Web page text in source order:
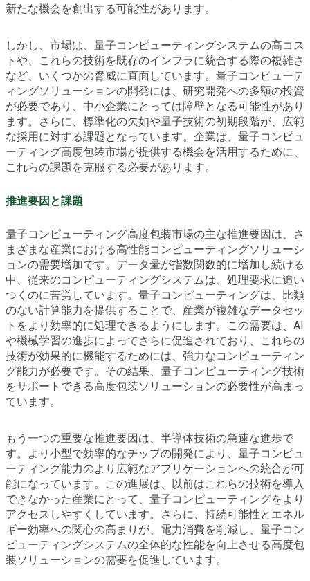
新たな機会を創出する可能性があります。
しかし、市場は、量子コンピューティングシステムの高コス
トや、これらの技術を既存のインフラに統合する際の複雑さ
など、いくつかの脅威に直面しています。量子コンピューテ
ィングソリューションの開発には、研究開発への多額の投資
が必要であり、中小企業にとっては障壁となる可能性があり
ます。さらに、標準化の欠如や量子技術の初期段階が、広範
な採用に対する課題となっています。企業は、量子コンピュ
ーティング高度包装市場が提供する機会を活用するために、
これらの課題を克服する必要があります。
推進要因と課題
量子コンピューティング高度包装市場の主な推進要因は、さ
まざまな産業における高性能コンピューティングソリューシ
ョンの需要増加です。データ量が指数関数的に増加し続ける
中、従来のコンピューティングシステムは、処理要求に追い
つくのに苦労しています。量子コンピューティングは、比類
のない計算能力を提供することで、産業が複雑なデータセッ
トをより効率的に処理できるようにします。この需要は、AI
や機械学習の進歩によってさらに促進されており、これらの
技術が効果的に機能するためには、強力なコンピューティン
グ能力が必要です。その結果、量子コンピューティング技術
をサポートできる高度包装ソリューションの必要性が高まっ
ています。
もう一つの重要な推進要因は、半導体技術の急速な進歩で
す。より小型で効率的なチップの開発により、量子コンピュ
ーティング能力のより広範なアプリケーションへの統合が可
能になっています。この進展は、以前はこれらの技術を導入
できなかった産業にとって、量子コンピューティングをより
アクセスしやすくしています。さらに、持続可能性とエネル
ギー効率への関心の高まりが、電力消費を削減し、量子コン
ピューティングシステムの全体的な性能を向上させる高度包
装ソリューションの需要を促進しています。